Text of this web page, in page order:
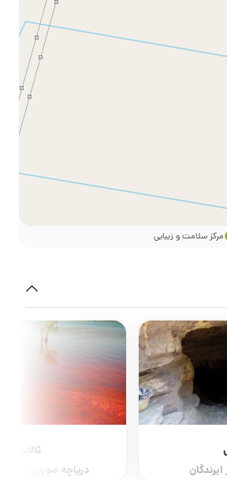
مرکز سلامت و زیبایی
تالاب
دریاچه صورتی در